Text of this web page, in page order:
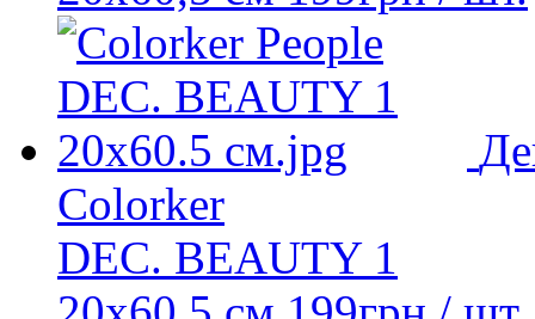
Colorker
DEC. BEAUTY 1